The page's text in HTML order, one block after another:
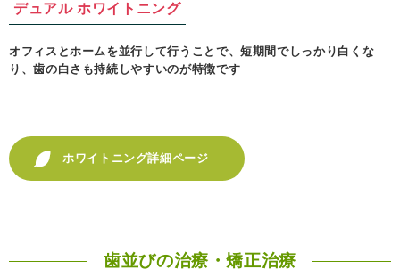
デュアル ホワイトニング
オフィスとホームを並行して行うことで、短期間でしっかり白くな
り、歯の白さも持続しやすいのが特徴です
ホワイトニング詳細ページ
歯並びの治療・矯正治療